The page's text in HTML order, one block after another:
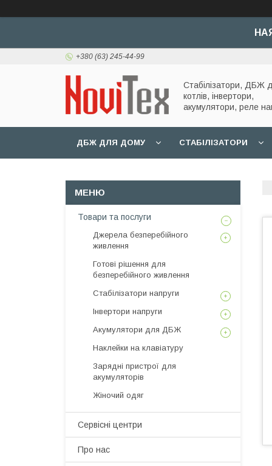
+380 (63) 245-44-99
Стабілізатори, ДБЖ
котлів, інвертори,
акумулятори, реле
ДБЖ ДЛЯ ДОМУ СТАБІЛІЗАТОРИ
Товари та послуги
Джерела безперебійного
живлення
Готові рішення для
безперебійного живлення
Стабілізатори напруги
Інвертори напруги
Акумулятори для ДБЖ
Наклейки на клавіатуру
Зарядні пристрої для
акумуляторів
Жіночий одяг
Сервісні центри
Про нас